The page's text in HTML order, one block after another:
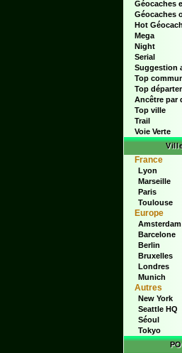
Géocaches
Géocaches
Hot
Mega
Night
Serial
Suggestion
Top
Top
Ancêtre par
Top ville
Trail
Voie Verte
France
Lyon
Marseille
Paris
Toulouse
Europe
Amsterdam
Barcelone
Berlin
Bruxelles
Londres
Munich
Autres
New York
Seattle HQ
Séoul
Tokyo